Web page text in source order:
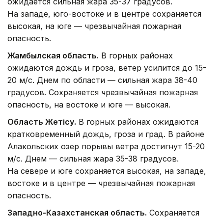
На западе, юго-востоке и в центре сохраняется
высокая, на юге — чрезвычайная пожарная
опасность.
Жамбылская область. В горных районах
ожидаются дождь и гроза, ветер усилится до 15-
20 м/с. Днем по области — сильная жара 38-40
градусов. Сохраняется чрезвычайная пожарная
опасность, на востоке и юге — высокая.
Область Жетісу. В горных районах ожидаются
кратковременный дождь, гроза и град. В районе
Алакольских озер порывы ветра достигнут 15-20
м/с. Днем — сильная жара 35-38 градусов.
На севере и юге сохраняется высокая, на западе,
востоке и в центре — чрезвычайная пожарная
опасность.
Западно-Казахстанская область. Сохраняется